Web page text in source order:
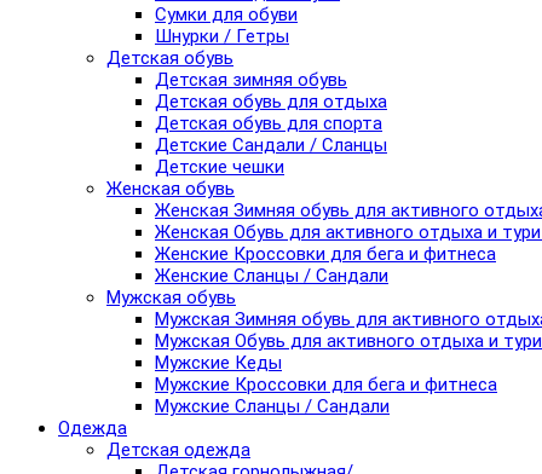
Сумки для обуви
Шнурки / Гетры
Детская обувь
Детская зимняя обувь
Детская обувь для отдыха
Детская обувь для спорта
Детские Сандали / Сланцы
Детские чешки
Женская обувь
Женская Зимняя обувь для активного
Женская Обувь для активного отдыха и
Женские Кроссовки для бега и фитнеса
Женские Сланцы / Сандали
Мужская обувь
Мужская Зимняя обувь для активного
Мужская Обувь для активного отдыха и
Мужские Кеды
Мужские Кроссовки для бега и фитнеса
Мужские Сланцы / Сандали
Одежда
Детская одежда